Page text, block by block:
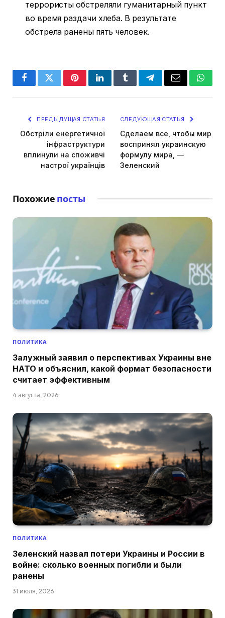
террористы обстреляли гуманитарный пункт
во время раздачи хлеба. В результате
обстрела ранены пять человек.
FacebookTwitterPinterestLinkedInTumblrTelegramEmail
ПРЕДЫДУЩАЯ СТАТЬЯ
Обстріли енергетичної
інфраструктури
вплинули на споживчі
настрої українців
СЛЕДУЮЩАЯ СТАТЬЯ
Сделаем все, чтобы мир
воспринял украинскую
формулу мира, —
Зеленский
Похожие посты
ПОЛИТИКА
Залужный заявил о перспективах Украины вне
НАТО и объяснил, какой формат безопасности
считает эффективным
4 августа, 2026
ПОЛИТИКА
Зеленский назвал потери Украины и России в
войне: сколько военных погибли и были
ранены
31 июля, 2026